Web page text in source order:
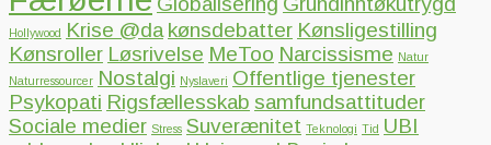
Hollywood Krise @da kønsdebatter Kønsligestilling
Kønsroller Løsrivelse MeToo Narcissisme Natur
Naturressourcer Nostalgi Nyslaveri Offentlige tjenester
Psykopati Rigsfællesskab samfundsattituder
Sociale medier Stress Suverænitet Teknologi Tid UBI